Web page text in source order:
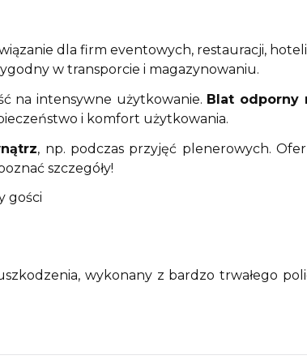
dla firm eventowych, restauracji,
w transporcie i magazynowaniu.
na intensywne użytkowanie. Blat odporny
i komfort użytkowania.
, np. podczas przyjęć plenerowych.
szczegóły!
gości
wykonany z bardzo trwałego